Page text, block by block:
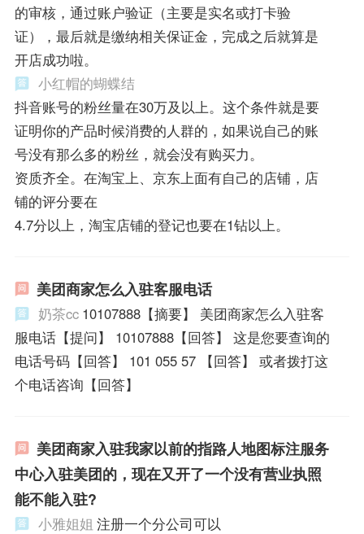
的审核，通过账户验证（主要是实名或打卡验
证），最后就是缴纳相关保证金，完成之后就算是
开店成功啦。
小红帽的蝴蝶结
抖音账号的粉丝量在30万及以上。这个条件就是要
证明你的产品时候消费的人群的，如果说自己的账
号没有那么多的粉丝，就会没有购买力。
资质齐全。在淘宝上、京东上面有自己的店铺，店
铺的评分要在
4.7分以上，淘宝店铺的登记也要在1钻以上。
美团商家怎么入驻客服电话
奶茶cc 10107888【摘要】 美团商家怎么入驻客
服电话【提问】 10107888【回答】 这是您要查询的
电话号码【回答】 101 055 57 【回答】 或者拨打这
个电话咨询【回答】
美团商家入驻我家以前的指路人地图标注服务
中心入驻美团的，现在又开了一个没有营业执照
能不能入驻?
小雅姐姐 注册一个分公司可以